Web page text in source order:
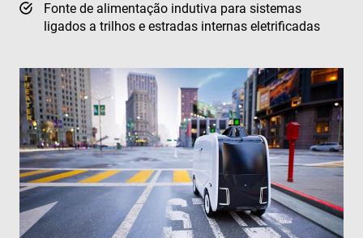
Fonte de alimentação indutiva para sistemas
ligados a trilhos e estradas internas eletrificadas